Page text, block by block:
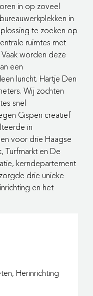
in op zoveel
in
te zoeken op
ruimtes met
worden deze
een
luncht. Hartje Den
Wij zochten
snel
Gispen creatief
in
voor drie Haagse
Turfmarkt en De
kerndepartement
drie unieke
en het
Herinrichting